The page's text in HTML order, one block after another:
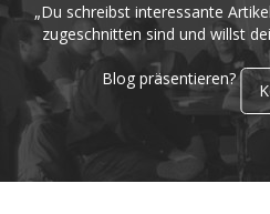
„Du schreibst interessante
zugeschnitten sind und willst
Blog präsentieren?